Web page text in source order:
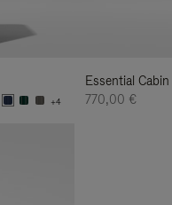
+4
Essential Cabin
770,00 €